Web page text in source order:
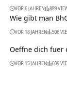
VOR 6 JAHREN 889
Wie gibt man
VOR 18 JAHREN 506
Oeffne dich fuer
VOR 15 JAHREN 609